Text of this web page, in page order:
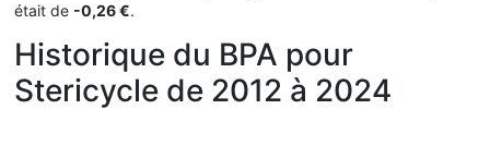
était de -0,26 €.
Historique du BPA pour
Stericycle de 2012 à 2024